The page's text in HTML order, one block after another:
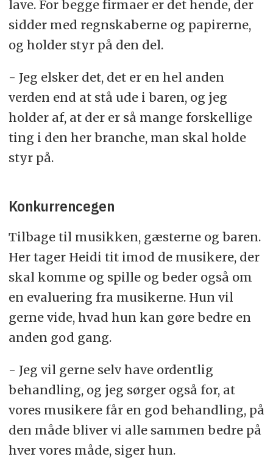
lave. For begge firmaer er det hende, der
sidder med regnskaberne og papirerne,
og holder styr på den del.
- Jeg elsker det, det er en hel anden
verden end at stå ude i baren, og jeg
holder af, at der er så mange forskellige
ting i den her branche, man skal holde
styr på.
Konkurrencegen
Tilbage til musikken, gæsterne og baren.
Her tager Heidi tit imod de musikere, der
skal komme og spille og beder også om
en evaluering fra musikerne. Hun vil
gerne vide, hvad hun kan gøre bedre en
anden god gang.
- Jeg vil gerne selv have ordentlig
behandling, og jeg sørger også for, at
vores musikere får en god behandling, på
den måde bliver vi alle sammen bedre på
hver vores måde, siger hun.